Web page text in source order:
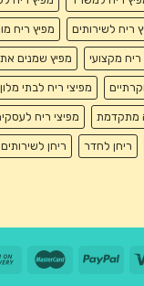
ריח לשירותים מפיץ ריח
ריח מקצועי מפיץ שמנים
מפיצי ריח לבתי מלון
מתקדמת מפיצי ריח
ריחן לחדר ריחן לשירותים